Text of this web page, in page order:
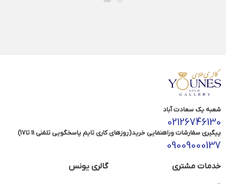
شعبه یک سعادت آباد
02126746130
پیگیری سفارشات وراهنمایی خرید(روزهای کاری تایم پاسخگویی تلفنی 11 تا17)
09009000137
خدمات مشتری گالری یونس